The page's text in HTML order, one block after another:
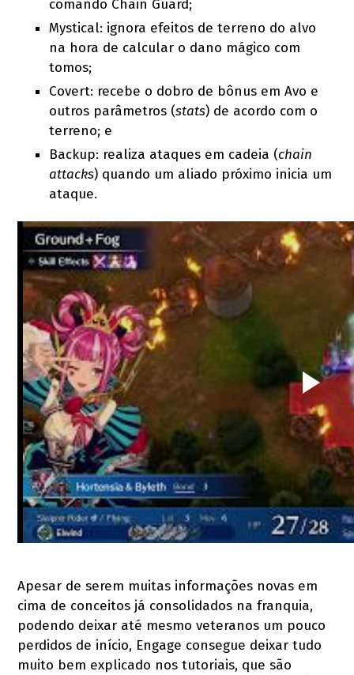
comando Chain Guard;
Mystical: ignora efeitos de terreno do alvo
na hora de calcular o dano mágico com
tomos;
Covert: recebe o dobro de bônus em Avo e
outros parâmetros (stats) de acordo com o
terreno; e
Backup: realiza ataques em cadeia (chain
attacks) quando um aliado próximo inicia um
ataque.
Apesar de serem muitas informações novas em
cima de conceitos já consolidados na franquia,
podendo deixar até mesmo veteranos um pouco
perdidos de início, Engage consegue deixar tudo
muito bem explicado nos tutoriais, que são